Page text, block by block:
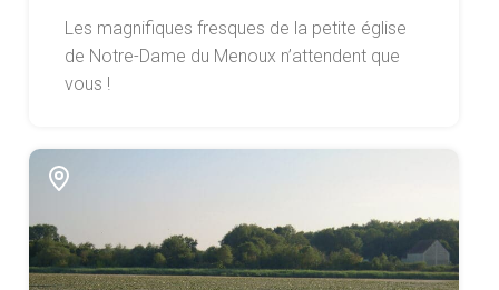
Les magnifiques fresques de la petite église
de Notre-Dame du Menoux n’attendent que
vous !